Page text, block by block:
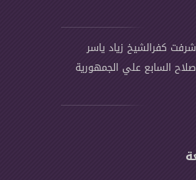
شرفت كفرالشيخ زياد ياسر
صلاح السابع علي الجمهورية